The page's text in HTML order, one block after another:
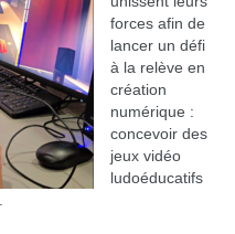
forces afin de
lancer un défi
à la relève en
création
numérique :
concevoir des
jeux vidéo
ludoéducatifs